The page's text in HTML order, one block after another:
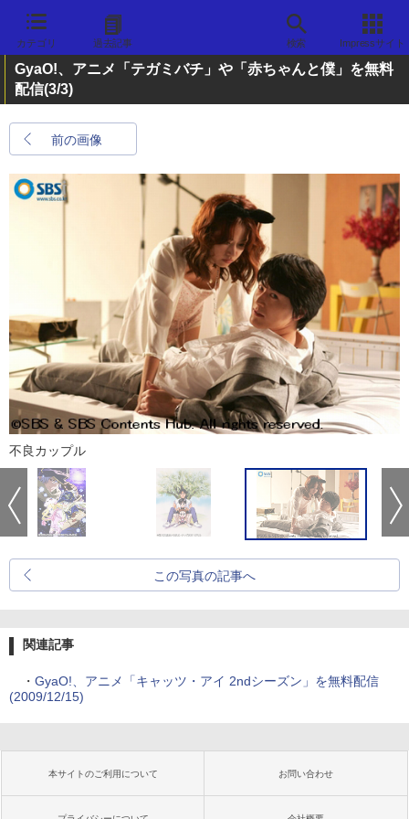
カテゴリ 過去記事 検索 Impressサイト
GyaO!、アニメ「テガミバチ」や「赤ちゃんと僕」を無料
配信(3/3)
前の画像
不良カップル
この写真の記事へ
関連記事
・ GyaO!、アニメ「キャッツ・アイ 2ndシーズン」を無料配信
(2009/12/15)
本サイトのご利用について お問い合わせ